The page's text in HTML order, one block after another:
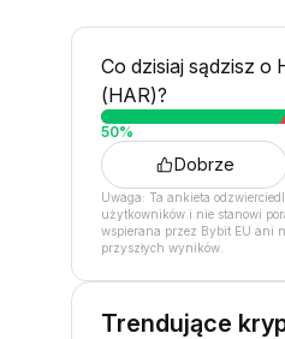
Co dzisiaj sądzisz o
(HAR)?
50%
Dobrze
Uwaga: Ta ankieta
użytkowników i nie stanowi
wspierana przez Bybit EU ani
przyszłych wyników.
Trendujące